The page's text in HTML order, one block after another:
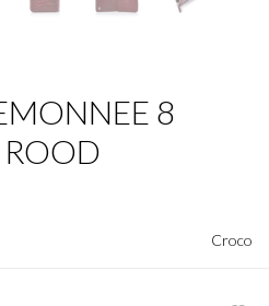
8
ROOD
Croco